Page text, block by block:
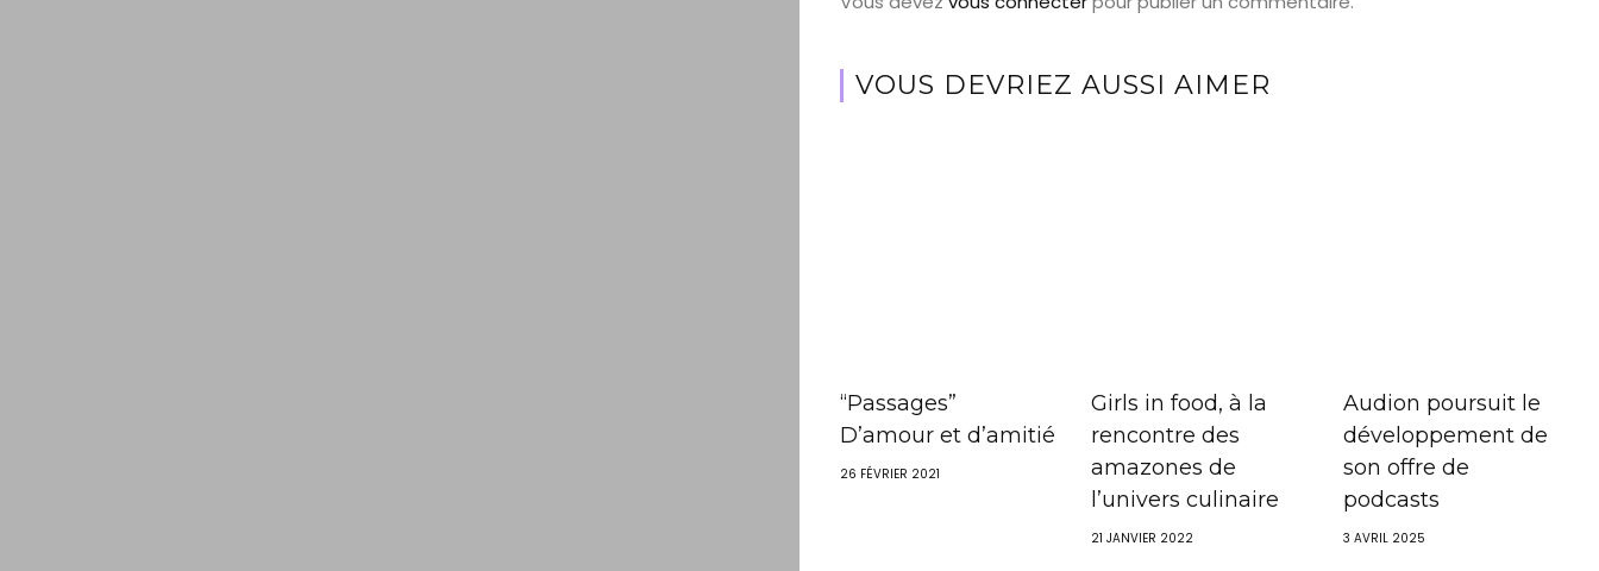
VOUS DEVRIEZ AUSSI AIMER
“Passages”
D’amour et d’amitié
26 FÉVRIER 2021
Girls in food, à la
rencontre des
amazones de
l’univers culinaire
21 JANVIER 2022
Audion poursuit le
développement de
son offre de
podcasts
3 AVRIL 2025